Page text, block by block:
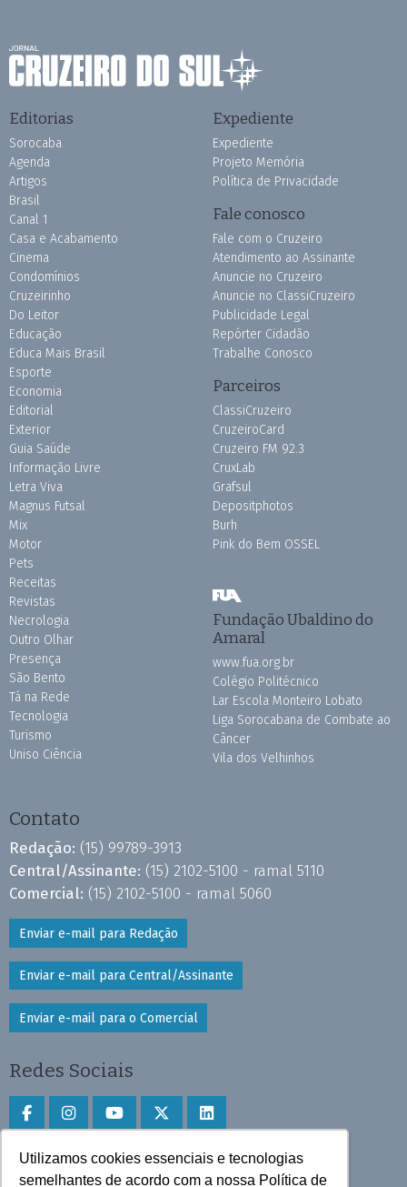
Utilizamos cookies essenciais e tecnologias
semelhantes de acordo com a nossa Política de
Editorias
Sorocaba
Agenda
Artigos
Brasil
Canal 1
Casa e Acabamento
Cinema
Condomínios
Cruzeirinho
Do Leitor
Educação
Educa Mais Brasil
Esporte
Economia
Editorial
Exterior
Guia Saúde
Informação Livre
Letra Viva
Magnus Futsal
Mix
Motor
Pets
Receitas
Revistas
Necrologia
Outro Olhar
Presença
São Bento
Tá na Rede
Tecnologia
Turismo
Uniso Ciência
Expediente
Expediente
Projeto Memória
Política de Privacidade
Fale conosco
Fale com o Cruzeiro
Atendimento ao Assinante
Anuncie no Cruzeiro
Anuncie no ClassiCruzeiro
Publicidade Legal
Repórter Cidadão
Trabalhe Conosco
Parceiros
ClassiCruzeiro
CruzeiroCard
Cruzeiro FM 92.3
CruxLab
Grafsul
Depositphotos
Burh
Pink do Bem OSSEL
Fundação Ubaldino do
Amaral
www.fua.org.br
Colégio Politécnico
Lar Escola Monteiro Lobato
Liga Sorocabana de Combate ao
Câncer
Vila dos Velhinhos
Contato
Redação: (15) 99789-3913
Central/Assinante: (15) 2102-5100 - ramal 5110
Comercial: (15) 2102-5100 - ramal 5060
Enviar e-mail para Redação
Enviar e-mail para Central/Assinante
Enviar e-mail para o Comercial
Redes Sociais
Faça download do aplicativo